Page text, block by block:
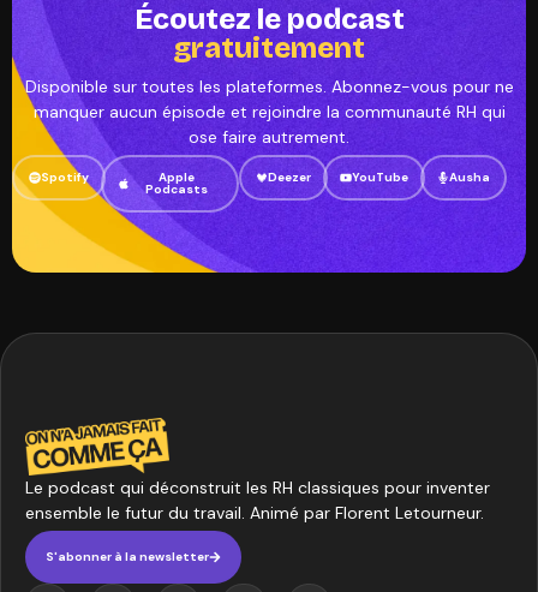
Écoutez le podcast
gratuitement
Disponible sur toutes les plateformes. Abonnez-vous pour ne
manquer aucun épisode et rejoindre la communauté RH qui
ose faire autrement.
Spotify Apple
Podcasts
Deezer YouTube Ausha
Le podcast qui déconstruit les RH classiques pour inventer
ensemble le futur du travail. Animé par Florent Letourneur.
S'abonner à la newsletter